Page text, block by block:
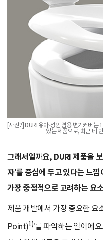
[사진2] DURI 유아·성인 겸용 변기커버는
있는 제품으로, 최근 네
그래서일까요, DURI 제품을
자’를 중심에 두고 있다는 느
가장 중점적으로 고려하는 요
제품 개발에서 가장 중요한 요
Point)1)’를 파악하는 일이에